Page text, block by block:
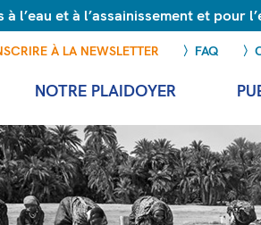
l’eau et à l’assainissement et pour
À LA NEWSLETTER FAQ
NOTRE PLAIDOYER